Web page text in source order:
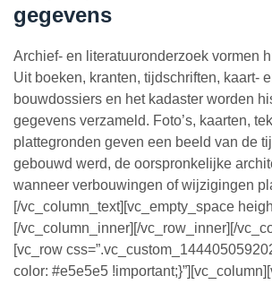
gegevens
Archief- en literatuuronderzoek vormen
Uit boeken, kranten, tijdschriften, kaart-
bouwdossiers en het kadaster worden
gegevens verzameld. Foto’s, kaarten,
plattegronden geven een beeld van de
gebouwd werd, de oorspronkelijke
wanneer verbouwingen of wijzigingen
[/vc_column_text][vc_empty_space
[/vc_column_inner][/vc_row_inner][/
[vc_row
color: #e5e5e5